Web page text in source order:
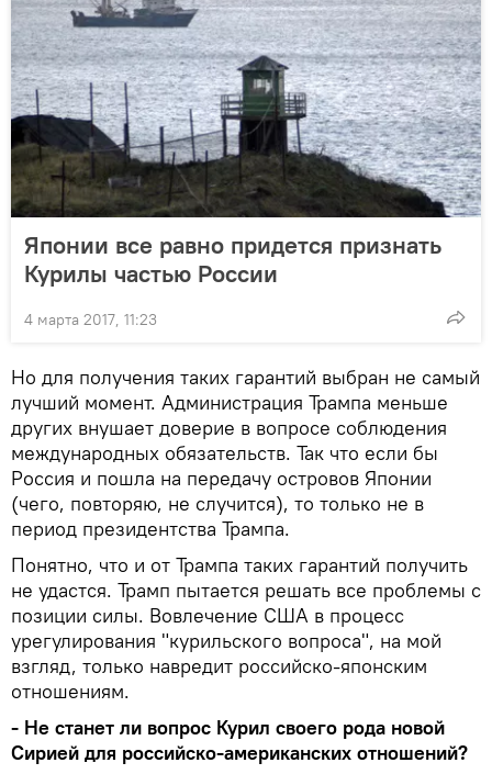
Японии все равно придется признать
Курилы частью России
4 марта 2017, 11:23
Но для получения таких гарантий выбран не самый
лучший момент. Администрация Трампа меньше
других внушает доверие в вопросе соблюдения
международных обязательств. Так что если бы
Россия и пошла на передачу островов Японии
(чего, повторяю, не случится), то только не в
период президентства Трампа.
Понятно, что и от Трампа таких гарантий получить
не удастся. Трамп пытается решать все проблемы с
позиции силы. Вовлечение США в процесс
урегулирования "курильского вопроса", на мой
взгляд, только навредит российско-японским
отношениям.
- Не станет ли вопрос Курил своего рода новой
Сирией для российско-американских отношений?